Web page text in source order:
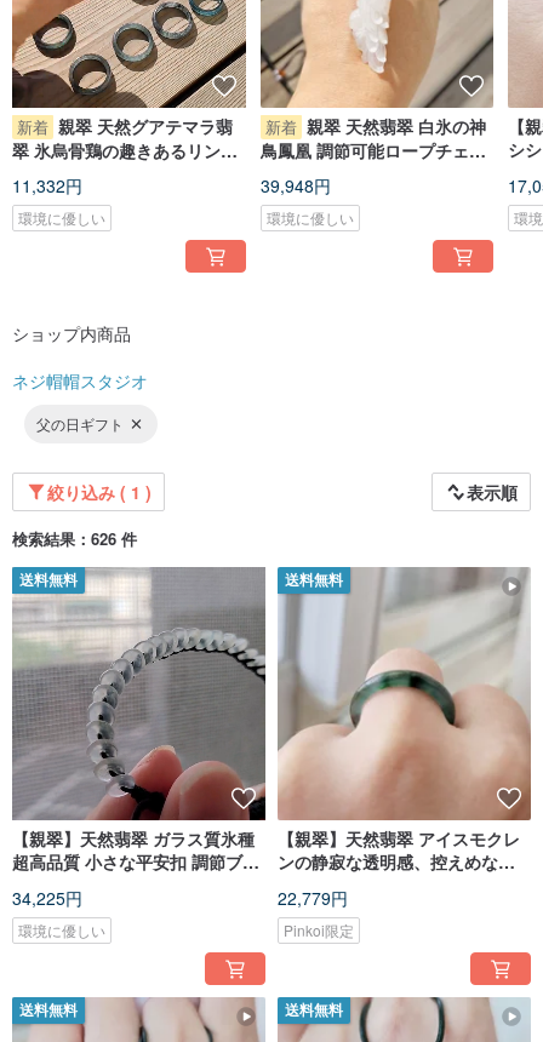
新着 親翠 天然グアテマラ翡
翠 氷烏骨鶏の趣きあるリング
11,332円
環境に優しい
新着 親翠 天然翡翠 白氷の神
鳥鳳凰 調節可能ロープチェー
39,948円
環境に優しい
【
シ
環
ショップ内商品
ネジ帽帽スタジオ
父の日ギフト
絞り込み ( 1 ) 表示順
検索結果：626 件
送料無料
【親翠】天然翡翠 ガラス質氷種
超高品質 小さな平安扣 調節ブレ
応
34,225円
環境に優しい
送料無料
【親翠】天然翡翠 アイスモクレ
ンの静寂な透明感、控えめな三
22,779円
Pinkoi限定
送料無料 送料無料